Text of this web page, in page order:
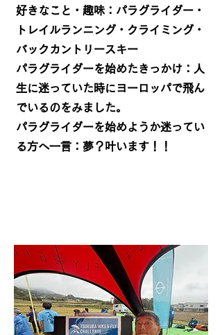
​好きなこと・趣味 ：パラグライダー・
トレイルランニング・クライミング・
バックカントリースキー
​パラグライダーを始めたきっかけ：人
生に迷っていた時にヨーロッパで飛ん
でいるのをみました。
パラグライダーを始めようか迷ってい
る方へ一言：夢？叶います！！